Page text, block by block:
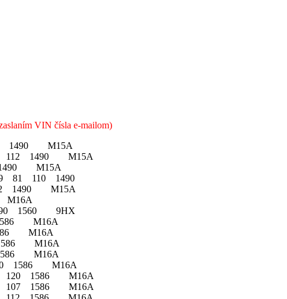
VIN čísla e-mailom)
99 1490 M15A
82 112 1490 M15A
1490 M15A
09 81 110 1490
1490 M15A
M16A
90 1560 9HX
1586 M16A
M16A
1586 M16A
1586 M16A
1586 M16A
88 120 1586 M16A
79 107 1586 M16A